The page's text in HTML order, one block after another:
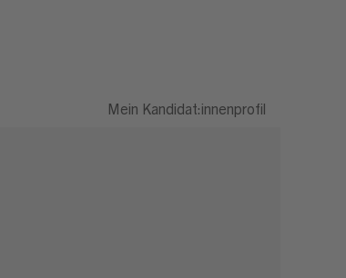
Mein Kandidat:innenprofil